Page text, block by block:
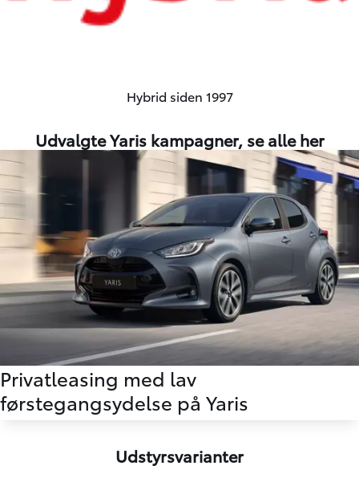
Hybrid siden 1997
Udvalgte Yaris kampagner, se alle her
Privatleasing med lav
førstegangsydelse på Yaris
Udstyrsvarianter